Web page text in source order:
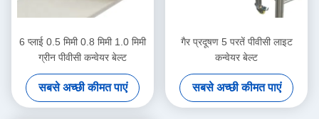
6 प्लाई 0.5 मिमी 0.8 मिमी 1.0 मिमी
ग्रीन पीवीसी कन्वेयर बेल्ट
सबसे अच्छी कीमत पाएं
गैर प्रदूषण 5 परतें पीवीसी लाइट
कन्वेयर बेल्ट
सबसे अच्छी कीमत पाएं